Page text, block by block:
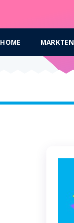
HOME MARKTEN